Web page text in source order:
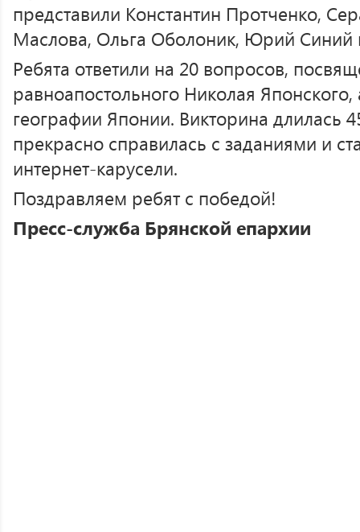
представили Константин Протченко,
Маслова, Ольга Оболоник, Юрий Синий
Ребята ответили на 20 вопросов,
равноапостольного Николая Японского,
географии Японии. Викторина длилась
прекрасно справилась с заданиями и
интернет-карусели.
Поздравляем ребят с победой!
Пресс-служба Брянской епархии